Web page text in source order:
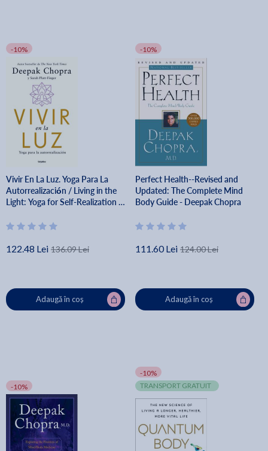
-10%
Vivir En La Luz. Yoga Para La
Autorrealización / Living in the
Light: Yoga for Self-Realization -
122.48 Lei 136.09 Lei
Adaugă în coș
-10%
Perfect Health--Revised and
Updated: The Complete Mind
Body Guide - Deepak Chopra
111.60 Lei 124.00 Lei
Adaugă în coș
-10%
-10%
TRANSPORT GRATUIT